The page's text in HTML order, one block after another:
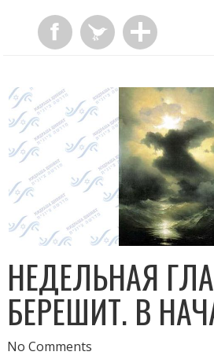
НЕДЕЛЬНАЯ
БЕРЕШИТ. В
No Comments